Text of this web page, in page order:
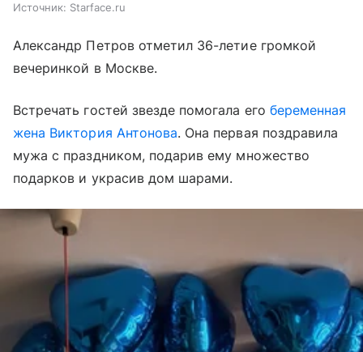
Источник: Starface.ru
Александр Петров отметил 36-летие громкой
вечеринкой в Москве.
Встречать гостей звезде помогала его беременная
жена Виктория Антонова. Она первая поздравила
мужа с праздником, подарив ему множество
подарков и украсив дом шарами.